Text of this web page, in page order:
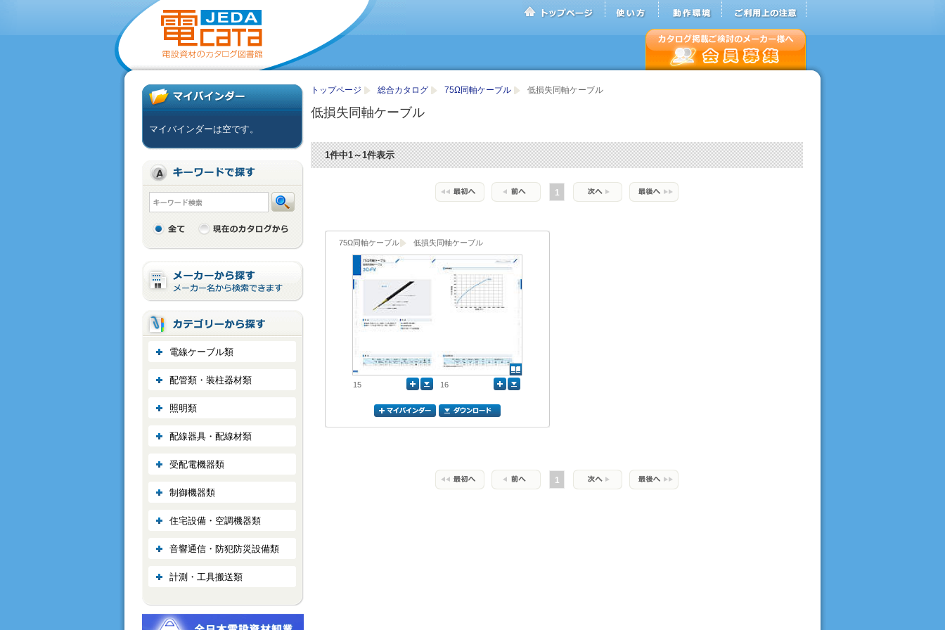
トップページ 総合カタログ 75Ω同軸ケーブル 低損失同軸ケーブル
低損失同軸ケーブル
1件中1～1件表示
1
75Ω同軸ケーブル 低損失同軸ケーブル
15 16
1
マイバインダーは空です。
電線ケーブル類
配管類・装柱器材類
照明類
配線器具・配線材類
受配電機器類
制御機器類
住宅設備・空調機器類
音響通信・防犯防災設備類
計測・工具搬送類